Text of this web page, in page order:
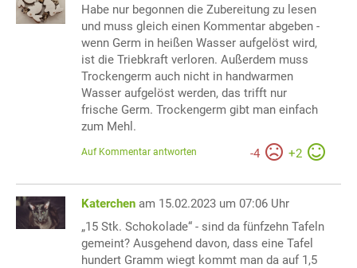
Habe nur begonnen die Zubereitung zu lesen
und muss gleich einen Kommentar abgeben -
wenn Germ in heißen Wasser aufgelöst wird,
ist die Triebkraft verloren. Außerdem muss
Trockengerm auch nicht in handwarmen
Wasser aufgelöst werden, das trifft nur
frische Germ. Trockengerm gibt man einfach
zum Mehl.
-4 +2
Auf Kommentar antworten
Katerchen am 15.02.2023 um 07:06 Uhr
„15 Stk. Schokolade“ - sind da fünfzehn Tafeln
gemeint? Ausgehend davon, dass eine Tafel
hundert Gramm wiegt kommt man da auf 1,5